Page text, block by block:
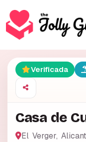
Verificada
Casa de
El Verger,